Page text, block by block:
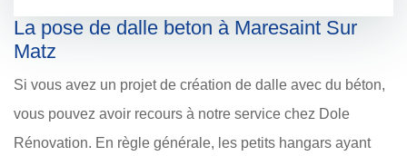
La pose de dalle beton à Maresaint Sur
Matz
Si vous avez un projet de création de dalle avec du béton,
vous pouvez avoir recours à notre service chez Dole
Rénovation. En règle générale, les petits hangars ayant